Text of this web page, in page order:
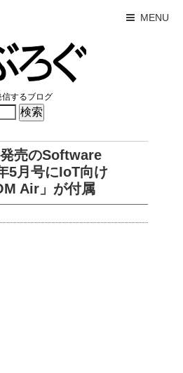
MENU
するブログ
売のSoftware
5月号にIoT向け
Air」が付属